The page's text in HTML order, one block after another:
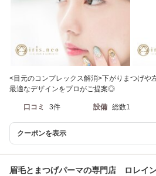
<目元のコンプレックス解消>下がりまつげや
最適なデザインをプロがご提案◎
口コミ 3件 設備 総数1
クーポンを表示
眉毛とまつげパーマの専門店 ロレイ